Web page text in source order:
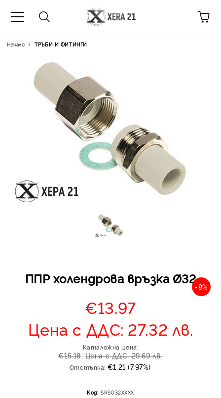
Начало ТРЪБИ И ФИТИНГИ
ППР холендрова връзка Ø32
-8%
€13.97
Цена с ДДС: 27.32 лв.
Каталожна цена:
€15.18 Цена с ДДС: 29.69 лв.
Отстъпка: €1.21 (7.97%)
Код: SRS032XXXX
Цена на продукта:
Отложено до 30 дни
изпращане на
оскъпяване. За
до 400 лв. / €204,52
Плащане на 4 вноски.
от стойността на
се разделя на 3 равни